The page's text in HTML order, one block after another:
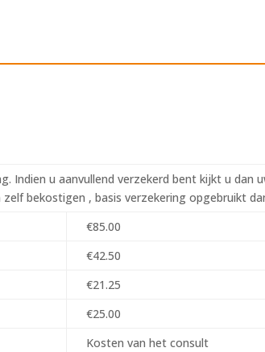
Indien u aanvullend verzekerd bent kijkt u dan
zelf bekostigen , basis verzekering opgebruikt
€85.00
€42.50
€21.25
€25.00
Kosten van het consult